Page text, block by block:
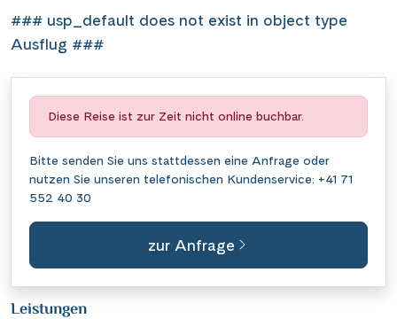
### usp_default does not exist in object type
Ausflug ###
Diese Reise ist zur Zeit nicht online buchbar.
Bitte senden Sie uns stattdessen eine Anfrage oder
nutzen Sie unseren telefonischen Kundenservice: +41 71
552 40 30
zur Anfrage
Leistungen